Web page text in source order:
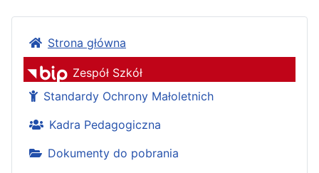
Strona główna
Zespół Szkół
Standardy Ochrony Małoletnich
Kadra Pedagogiczna
Dokumenty do pobrania